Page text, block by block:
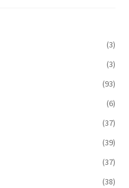
(3)
(3)
(93)
(6)
(37)
(39)
(37)
(38)